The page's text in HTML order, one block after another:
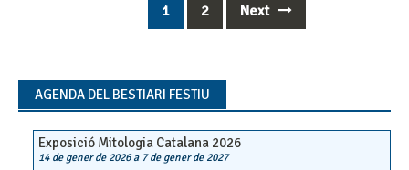
1 2 Next
AGENDA DEL BESTIARI FESTIU
Exposició Mitologia Catalana 2026
14 de gener de 2026a 7 de gener de 2027